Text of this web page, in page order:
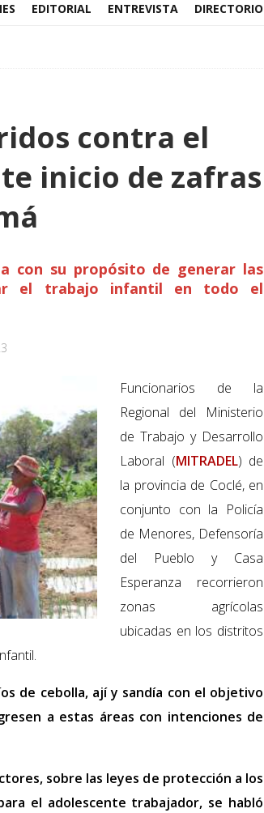
EDITORIAL ENTREVISTA DIRECTORIO
contra el
inicio de zafras
con su propósito de generar las
el trabajo infantil en todo el
Funcionarios de la
Regional del Ministerio
de Trabajo y Desarrollo
Laboral (MITRADEL) de
la provincia de Coclé, en
conjunto con la Policía
de Menores, Defensoría
del Pueblo y Casa
Esperanza recorrieron
zonas agrícolas
ubicadas en los distritos
de cebolla, ají y sandía con el objetivo
a estas áreas con intenciones de
sobre las leyes de protección a los
el adolescente trabajador, se habló